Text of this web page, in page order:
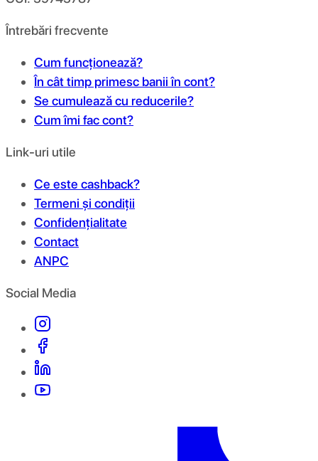
Întrebări frecvente
Cum funcționează?
În cât timp primesc banii în cont?
Se cumulează cu reducerile?
Cum îmi fac cont?
Link-uri utile
Ce este cashback?
Termeni și condiții
Confidențialitate
Contact
ANPC
Social Media